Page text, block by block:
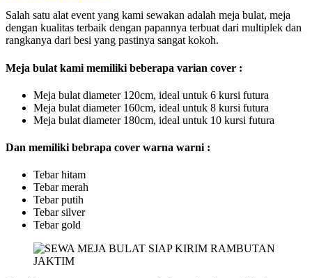
Salah satu alat event yang kami sewakan adalah meja bulat, meja
dengan kualitas terbaik dengan papannya terbuat dari multiplek dan
rangkanya dari besi yang pastinya sangat kokoh.
Meja bulat kami memiliki beberapa varian cover :
Meja bulat diameter 120cm, ideal untuk 6 kursi futura
Meja bulat diameter 160cm, ideal untuk 8 kursi futura
Meja bulat diameter 180cm, ideal untuk 10 kursi futura
Dan memiliki bebrapa cover warna warni :
Tebar hitam
Tebar merah
Tebar putih
Tebar silver
Tebar gold